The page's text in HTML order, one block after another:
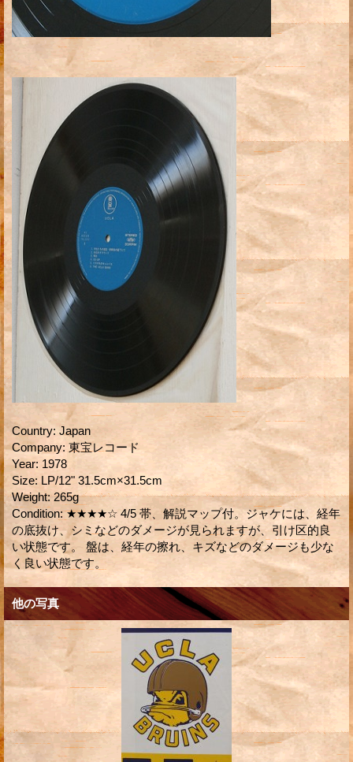
Country: Japan
Company: 東宝レコード
Year: 1978
Size: LP/12" 31.5cm×31.5cm
Weight: 265g
Condition: ★★★★☆ 4/5 帯、解説マップ付。ジャケには、経年
の底抜け、シミなどのダメージが見られますが、引け区的良
い状態です。 盤は、経年の擦れ、キズなどのダメージも少な
く良い状態です。
他の写真